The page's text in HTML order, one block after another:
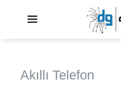
Akıllı Telefon